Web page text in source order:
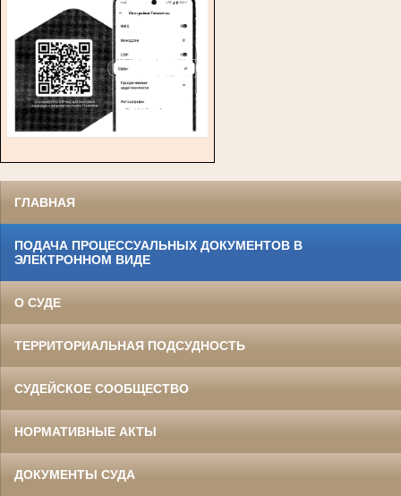
ГЛАВНАЯ
ПОДАЧА ПРОЦЕССУАЛЬНЫХ ДОКУМЕНТОВ В
ЭЛЕКТРОННОМ ВИДЕ
О СУДЕ
ТЕРРИТОРИАЛЬНАЯ ПОДСУДНОСТЬ
СУДЕЙСКОЕ СООБЩЕСТВО
НОРМАТИВНЫЕ АКТЫ
ДОКУМЕНТЫ СУДА